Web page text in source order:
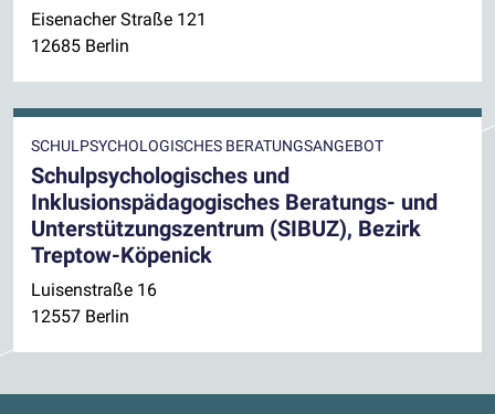
Eisenacher Straße 121
12685 Berlin
SCHULPSYCHOLOGISCHES BERATUNGSANGEBOT
Schulpsychologisches und
Inklusionspädagogisches Beratungs- und
Unterstützungszentrum (SIBUZ), Bezirk
Treptow-Köpenick
Luisenstraße 16
12557 Berlin